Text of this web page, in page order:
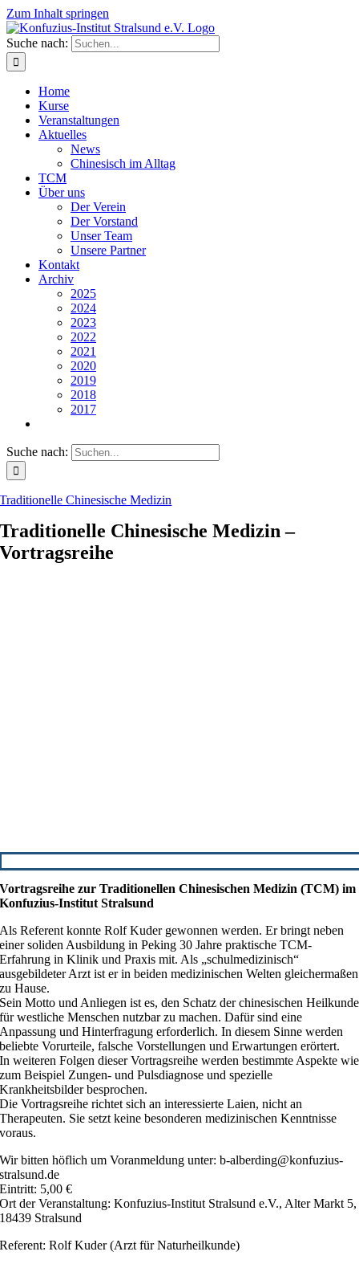
Zum Inhalt springen
Suche nach:
Home
Kurse
Veranstaltungen
Aktuelles
News
Chinesisch im Alltag
TCM
Über uns
Der Verein
Der Vorstand
Unser Team
Unsere Partner
Kontakt
Archiv
2025
2024
2023
2022
2021
2020
2019
2018
2017
Suche nach:
Traditionelle Chinesische Medizin
Traditionelle Chinesische Medizin –
Vortragsreihe
Vortragsreihe zur Traditionellen Chinesischen Medizin (TCM) im
Konfuzius-Institut Stralsund
Als Referent konnte Rolf Kuder gewonnen werden. Er bringt neben
einer soliden Ausbildung in Peking 30 Jahre praktische TCM-
Erfahrung in Klinik und Praxis mit. Als „schulmedizinisch“
ausgebildeter Arzt ist er in beiden medizinischen Welten gleichermaßen
zu Hause.
Sein Motto und Anliegen ist es, den Schatz der chinesischen Heilkunde
für westliche Menschen nutzbar zu machen. Dafür sind eine
Anpassung und Hinterfragung erforderlich. In diesem Sinne werden
beliebte Vorurteile, falsche Vorstellungen und Erwartungen erörtert.
In weiteren Folgen dieser Vortragsreihe werden bestimmte Aspekte wie
zum Beispiel Zungen- und Pulsdiagnose und spezielle
Krankheitsbilder besprochen.
Die Vortragsreihe richtet sich an interessierte Laien, nicht an
Therapeuten. Sie setzt keine besonderen medizinischen Kenntnisse
voraus.
Wir bitten höflich um Voranmeldung unter: b-alberding@konfuzius-
stralsund.de
Eintritt: 5,00 €
Ort der Veranstaltung: Konfuzius-Institut Stralsund e.V., Alter Markt 5,
18439 Stralsund
Referent: Rolf Kuder (Arzt für Naturheilkunde)